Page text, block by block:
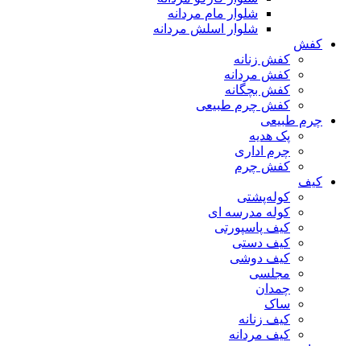
شلوار مام مردانه
شلوار اسلش مردانه
کفش
کفش زنانه
کفش مردانه
کفش بچگانه
کفش چرم طبیعی
چرم طبیعی
پک هدیه
چرم اداری
کفش چرم
کیف
کوله‌پشتی
کوله مدرسه ای
کیف پاسپورتی
کیف دستی
کیف دوشی
مجلسی
چمدان
ساک
کیف زنانه
کیف مردانه